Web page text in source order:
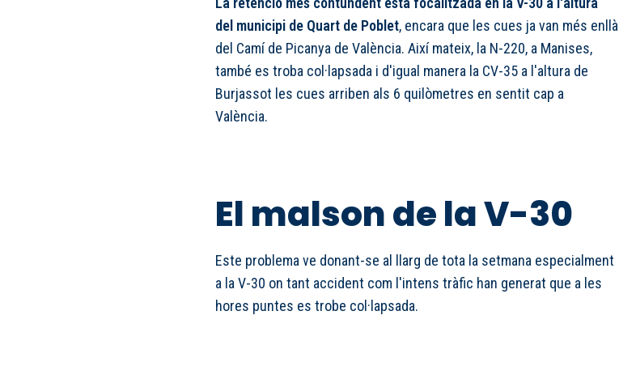
del municipi de Quart de Poblet, encara que les cues ja van més enllà
del Camí de Picanya de València. Així mateix, la N-220, a Manises,
també es troba col·lapsada i d'igual manera la CV-35 a l'altura de
Burjassot les cues arriben als 6 quilòmetres en sentit cap a
València.
El malson de la V-30
Este problema ve donant-se al llarg de tota la setmana especialment
a la V-30 on tant accident com l'intens tràfic han generat que a les
hores puntes es trobe col·lapsada.